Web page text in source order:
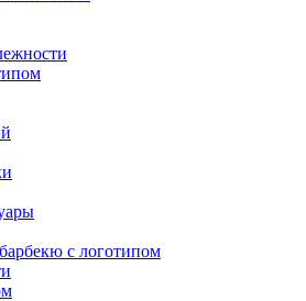
с логотипом